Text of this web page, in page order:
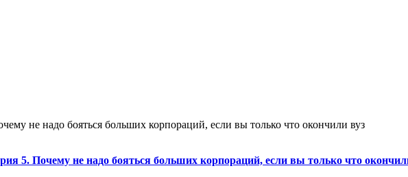
не надо бояться больших корпораций, если вы только что окончили вуз
5. Почему не надо бояться больших корпораций, если вы только что